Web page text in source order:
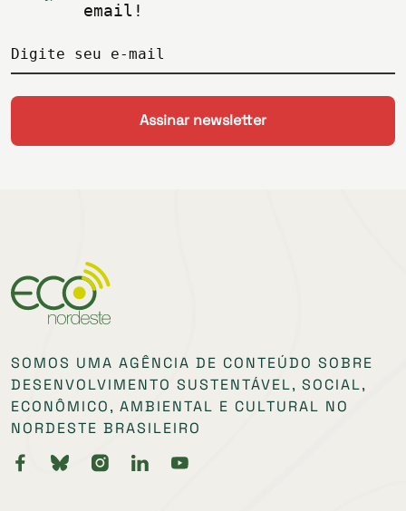
email!
Digite seu e-mail
SOMOS UMA AGÊNCIA DE CONTEÚDO SOBRE
DESENVOLVIMENTO SUSTENTÁVEL, SOCIAL,
ECONÔMICO, AMBIENTAL E CULTURAL NO
NORDESTE BRASILEIRO